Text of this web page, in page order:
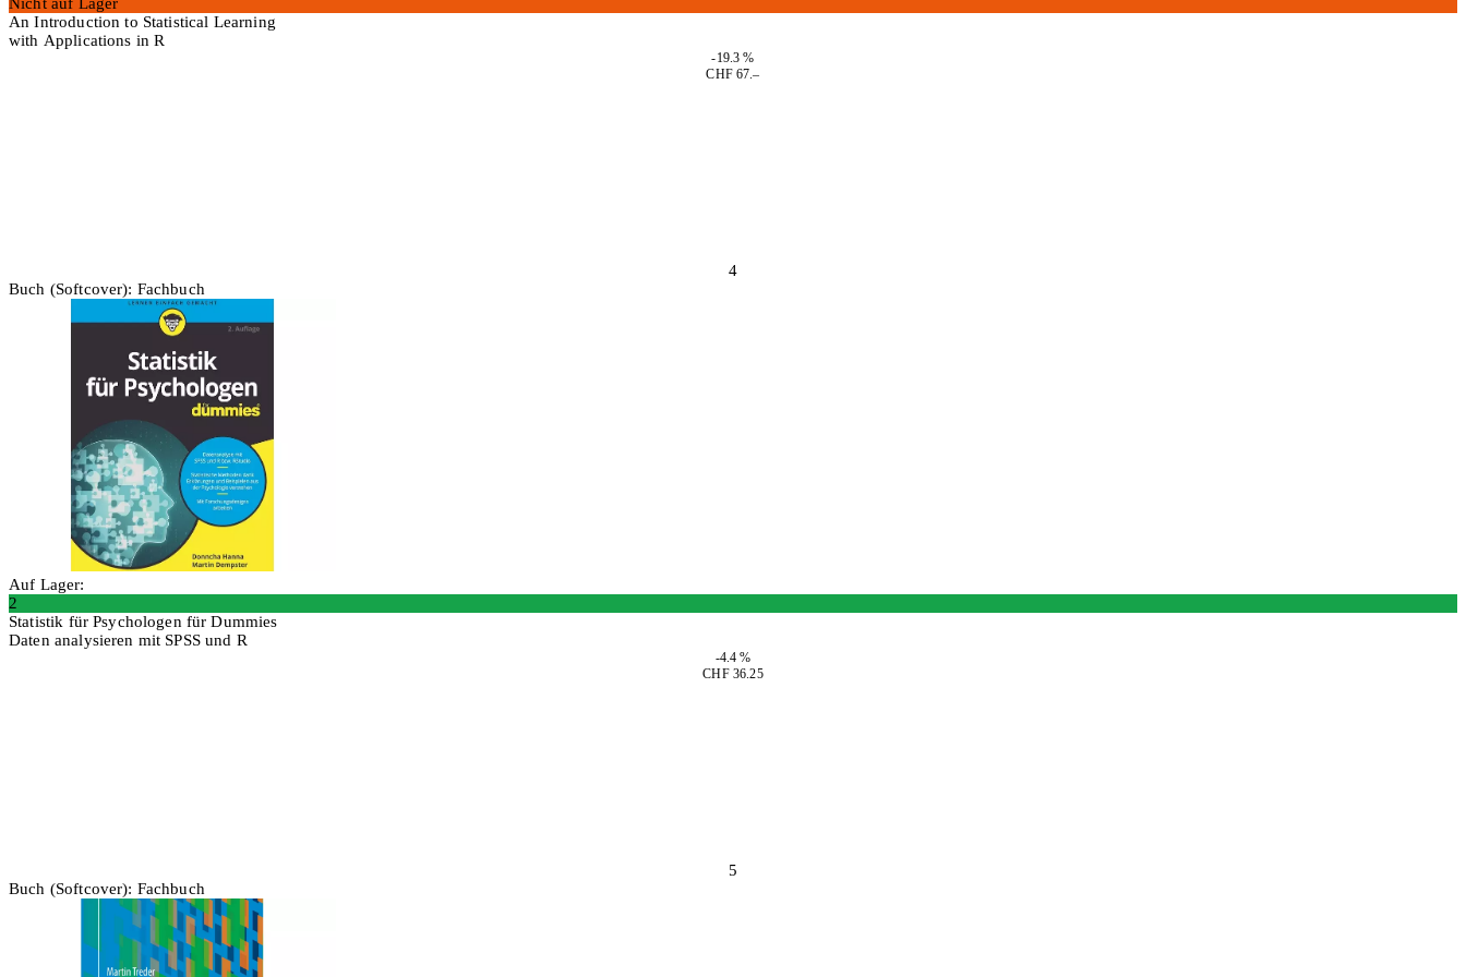
An Introduction to Statistical Learning
with Applications in R
-19.3 %
CHF 67.–
4
Buch (Softcover): Fachbuch
Auf Lager:
2
Statistik für Psychologen für Dummies
Daten analysieren mit SPSS und R
-4.4 %
CHF 36.25
5
Buch (Softcover): Fachbuch